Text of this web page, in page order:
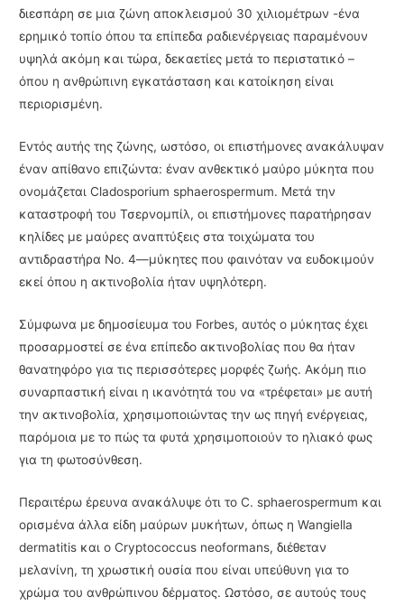
διεσπάρη σε μια ζώνη αποκλεισμού 30 χιλιομέτρων -ένα
ερημικό τοπίο όπου τα επίπεδα ραδιενέργειας παραμένουν
υψηλά ακόμη και τώρα, δεκαετίες μετά το περιστατικό –
όπου η ανθρώπινη εγκατάσταση και κατοίκηση είναι
περιορισμένη.
Εντός αυτής της ζώνης, ωστόσο, οι επιστήμονες ανακάλυψαν
έναν απίθανο επιζώντα: έναν ανθεκτικό μαύρο μύκητα που
ονομάζεται Cladosporium sphaerospermum. Μετά την
καταστροφή του Τσερνομπίλ, οι επιστήμονες παρατήρησαν
κηλίδες με μαύρες αναπτύξεις στα τοιχώματα του
αντιδραστήρα Νο. 4—μύκητες που φαινόταν να ευδοκιμούν
εκεί όπου η ακτινοβολία ήταν υψηλότερη.
Σύμφωνα με δημοσίευμα του Forbes, αυτός ο μύκητας έχει
προσαρμοστεί σε ένα επίπεδο ακτινοβολίας που θα ήταν
θανατηφόρο για τις περισσότερες μορφές ζωής. Ακόμη πιο
συναρπαστική είναι η ικανότητά του να «τρέφεται» με αυτή
την ακτινοβολία, χρησιμοποιώντας την ως πηγή ενέργειας,
παρόμοια με το πώς τα φυτά χρησιμοποιούν το ηλιακό φως
για τη φωτοσύνθεση.
Περαιτέρω έρευνα ανακάλυψε ότι το C. sphaerospermum και
ορισμένα άλλα είδη μαύρων μυκήτων, όπως η Wangiella
dermatitis και ο Cryptococcus neoformans, διέθεταν
μελανίνη, τη χρωστική ουσία που είναι υπεύθυνη για το
χρώμα του ανθρώπινου δέρματος. Ωστόσο, σε αυτούς τους